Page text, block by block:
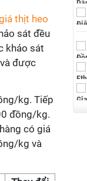
thịt heo
sát đều
khảo sát
được
kg. Tiếp
đồng/kg.
có giá
kg và